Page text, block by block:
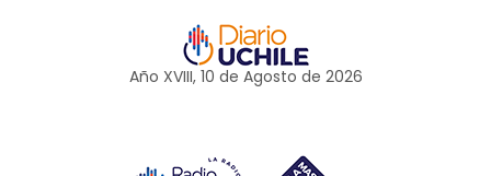
Año XVIII, 10 de Agosto de 2026